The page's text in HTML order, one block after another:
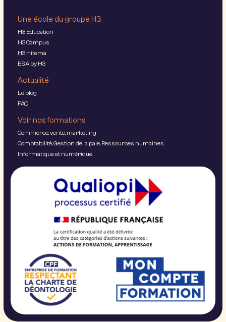
Une école du groupe H3
H3 Education
H3 Campus
H3 Hitema
ESA by H3
Actualité
Le blog
FAQ
Voir nos formations
Commerce, vente, marketing
Comptabilité, Gestion de la paie, Ressources humaines
Informatique et numérique